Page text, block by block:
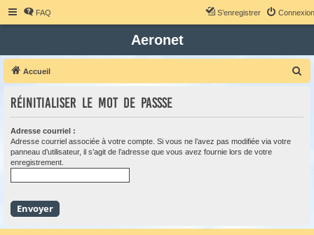
FAQ Connexion
S’enregistrer
Aeronet
Accueil
Réinitialiser le mot de passse
Adresse courriel :
Adresse courriel associée à votre compte. Si vous ne l’avez pas modifiée via votre
panneau d’utilisateur, il s’agit de l’adresse que vous avez fournie lors de votre
enregistrement.